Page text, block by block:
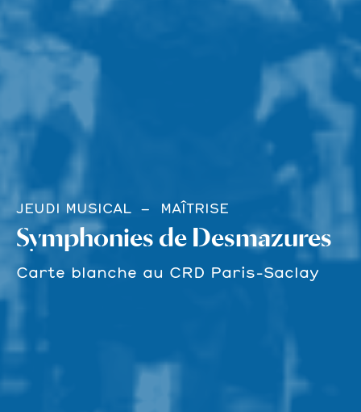
JEUDI MUSICAL MAÎTRISE
Symphonies de Desmazures
Carte blanche au CRD Paris-Saclay